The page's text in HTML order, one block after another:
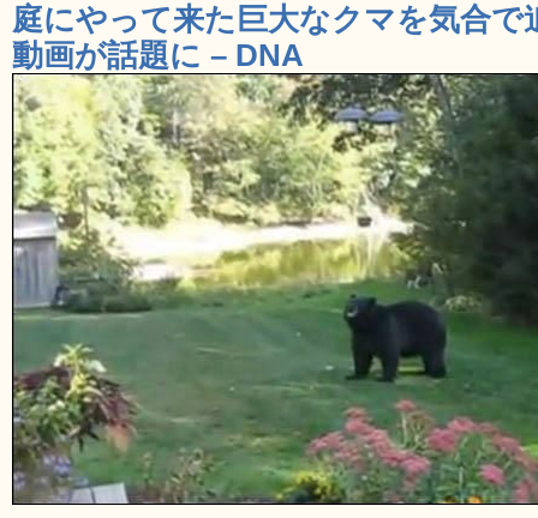
庭にやって来た巨大なクマを気合
動画が話題に – DNA